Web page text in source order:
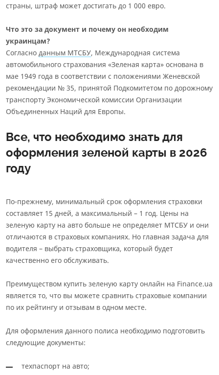
страны, штраф может достигать до 1 000 евро.
Что это за документ и почему он необходим
украинцам?
Согласно данным МТСБУ, Международная система
автомобильного страхования «Зеленая карта» основана в
мае 1949 года в соответствии с положениями Женевской
рекомендации № 35, принятой Подкомитетом по дорожному
транспорту Экономической комиссии Организации
Объединенных Наций для Европы.
Все, что необходимо знать для
оформления зеленой карты в 2026
году
По-прежнему, минимальный срок оформления страховки
составляет 15 дней, а максимальный – 1 год. Цены на
зеленую карту на авто больше не определяет МТСБУ и они
отличаются в страховых компаниях. Но главная задача для
водителя – выбрать страховщика, который будет
качественно его обслуживать.
Преимуществом купить зеленую карту онлайн на Finance.ua
является то, что вы можете сравнить страховые компании
по их рейтингу и отзывам в одном месте.
Для оформления данного полиса необходимо подготовить
следующие документы:
техпаспорт на авто;